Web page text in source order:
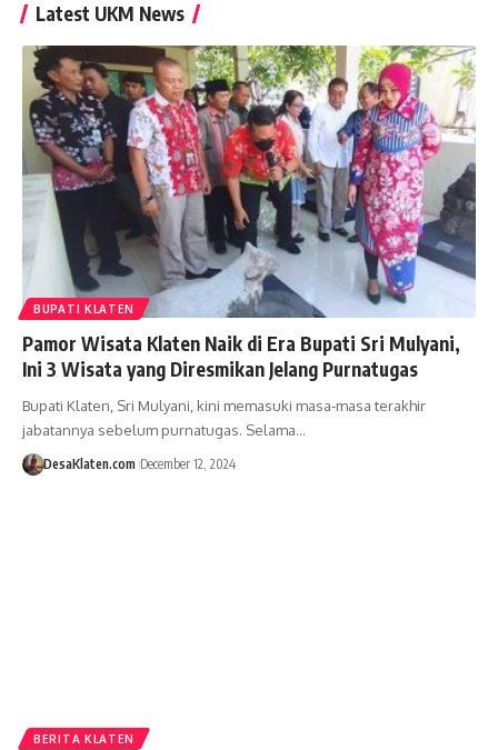
Latest UKM News
BUPATI KLATEN
Pamor Wisata Klaten Naik di Era Bupati Sri Mulyani,
Ini 3 Wisata yang Diresmikan Jelang Purnatugas
Bupati Klaten, Sri Mulyani, kini memasuki masa-masa terakhir
jabatannya sebelum purnatugas. Selama…
DesaKlaten.com December 12, 2024
BERITA KLATEN